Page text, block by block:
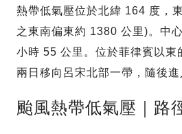
熱帶低氣壓位於北緯 164 度，
之東南偏東約 1380 公里)。中
小時 55 公里。位於菲律賓以東
兩日移向呂宋北部一帶，隨後進
颱風熱帶低氣壓｜路